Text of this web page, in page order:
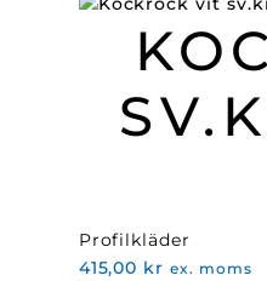
Profilkläder
415,00 kr ex. moms